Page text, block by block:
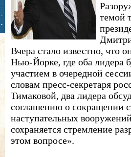
темой
Вчера стало известно, что
Нью-Йорке, где оба лидера
участием в очередной
словам пресс-секретаря
Тимаковой, два лидера
соглашению о сокращении
наступательных
сохраняется стремление
этом вопросе».